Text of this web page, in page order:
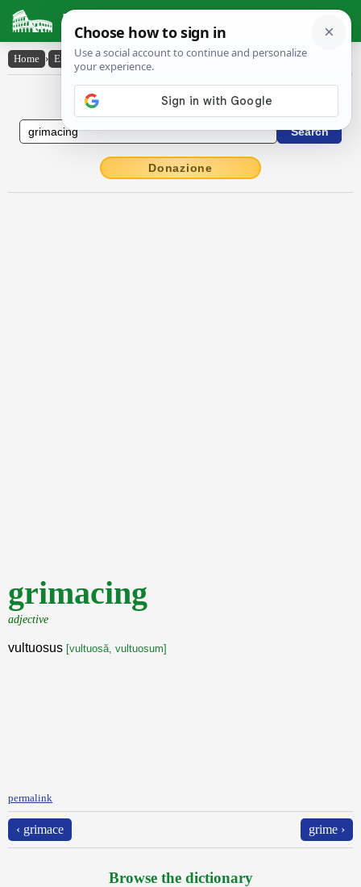
Latin Dictionary
Home › English-Latin › grimacing
English to Latin Dictionary
Donazione
grimacing
adjective
vultuosus [vultuosă, vultuosum]
permalink
‹ grimace grime ›
Browse the dictionary